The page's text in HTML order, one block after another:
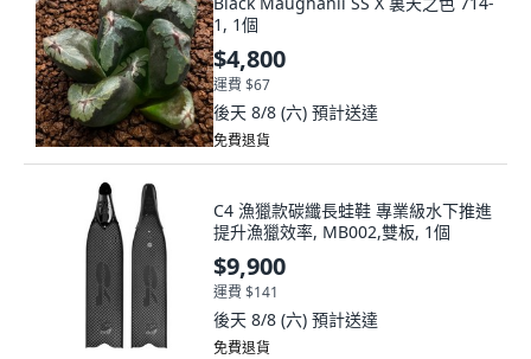
1, 1個
$4,800
運費 $67
後天 8/8 (六) 預計送達
免費退貨
C4 漁獵款碳纖長蛙鞋 專業級水下推進
提升漁獵效率, MB002,雙板, 1個
$9,900
運費 $141
後天 8/8 (六) 預計送達
免費退貨